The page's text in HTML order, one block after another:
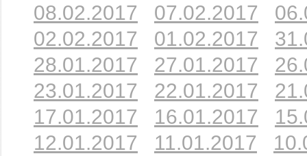
08.02.2017
07.02.2017
02.02.2017
01.02.2017
28.01.2017
27.01.2017
23.01.2017
22.01.2017
17.01.2017
16.01.2017
12.01.2017
11.01.2017